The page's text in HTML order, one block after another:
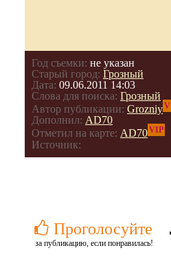
Год съемки: не указан
Старый город: Грозный
Дата: 09.06.2011 14:03
Слова для поиска: Грозный
Автор публикации: Grozniy
Дополнил: AD70
Отметил на карте: AD70VIP
Источник:
Проголосуйте
за публикацию, если понравилась!